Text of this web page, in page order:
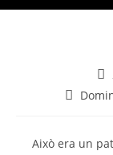
Això era un